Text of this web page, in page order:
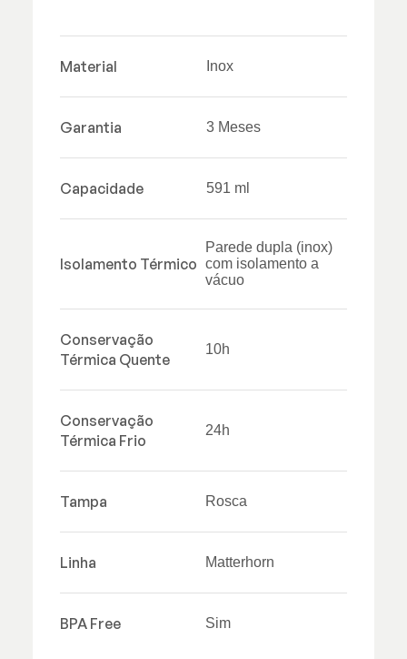
Material Inox
Garantia 3 Meses
Capacidade 591 ml
Isolamento Térmico
Parede dupla (inox)
com isolamento a
vácuo
Conservação
Térmica Quente
10h
Conservação
Térmica Frio
24h
Tampa Rosca
Linha Matterhorn
BPA Free Sim